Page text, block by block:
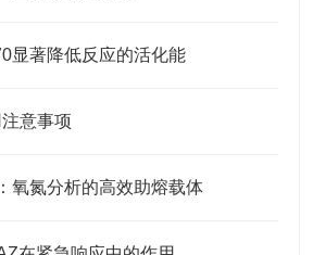
显著降低反应的活化能
意事项
氧氮分析的高效助熔载体